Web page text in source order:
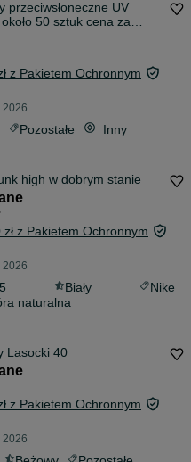
przeciwsłoneczne UV
50 sztuk cena za
z Pakietem Ochronnym
2026
Pozostałe Inny
high w dobrym stanie
z Pakietem Ochronnym
2026
Biały
Nike
naturalna
Lasocki 40
z Pakietem Ochronnym
2026